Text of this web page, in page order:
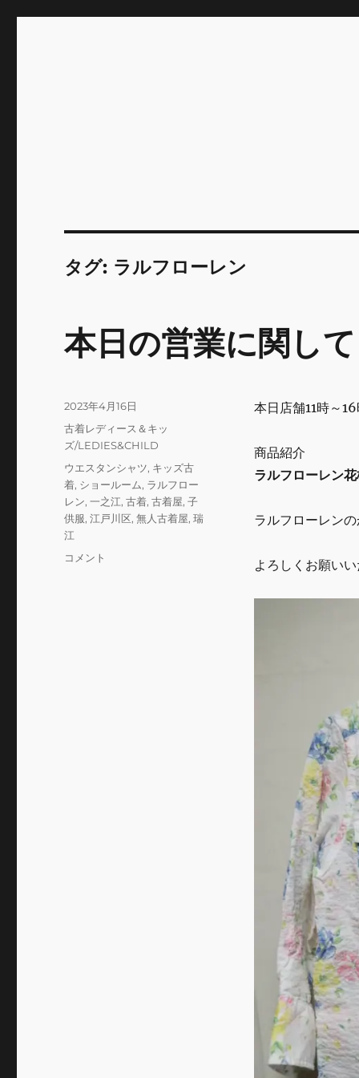
タグ: ラルフローレン
本日の営業に関して
本日店舗11時～
商品紹介
ラルフローレン
ラルフローレン
よろしくお願いい
投
稿
日:
2023年4月16日
カ
テ
ゴ
リ
古着レディース＆キッ
ズ/LEDIES&CHILD
タ
グ
ウエスタンシャツ, キッズ古
着, ショールーム, ラルフロー
レン,一之江,古着,古着屋,子
供服,江戸川区,無人古着屋,瑞
江
本
コメント